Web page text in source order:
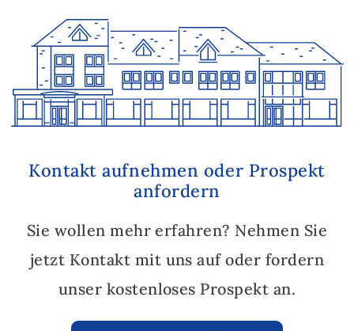
Kontakt aufnehmen oder Prospekt
anfordern
Sie wollen mehr erfahren? Nehmen Sie
jetzt Kontakt mit uns auf oder fordern
unser kostenloses Prospekt an.